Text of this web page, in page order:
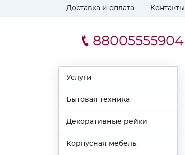
Доставка и оплата Контакты
88005555904
Услуги
Бытовая техника
Декоративные рейки
Корпусная мебель